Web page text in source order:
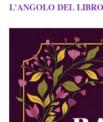
L'ANGOLO DEL LIBRO